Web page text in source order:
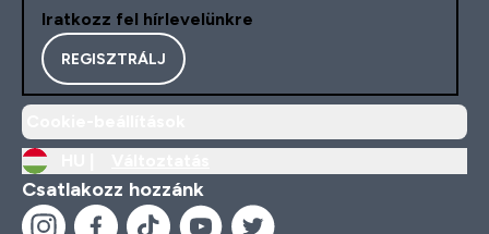
Iratkozz fel hírlevelünkre
REGISZTRÁLJ
Csatlakozz hozzánk